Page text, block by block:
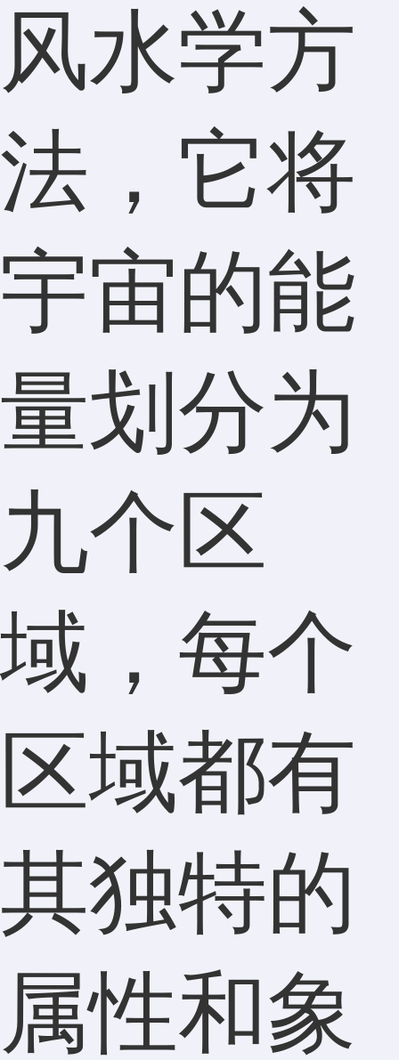
风水学方
法，它将
宇宙的能
量划分为
九个区
域，每个
区域都有
其独特的
属性和象